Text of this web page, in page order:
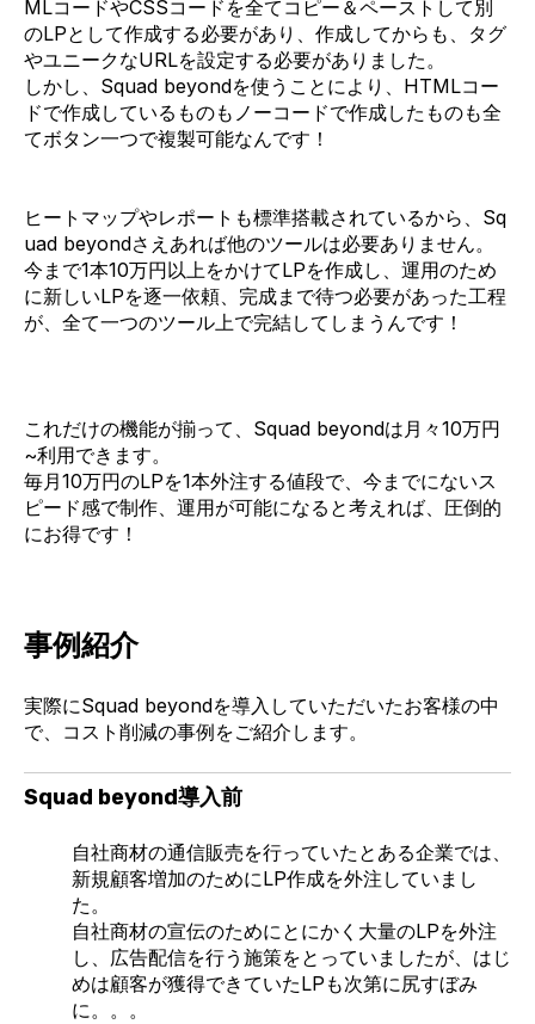
MLコードやCSSコードを全てコピー＆ペーストして別
のLPとして作成する必要があり、作成してからも、タグ
やユニークなURLを設定する必要がありました。
しかし、Squad beyondを使うことにより、HTMLコー
ドで作成しているものもノーコードで作成したものも全
てボタン一つで複製可能なんです！
ヒートマップやレポートも標準搭載されているから、Sq
uad beyondさえあれば他のツールは必要ありません。
今まで1本10万円以上をかけてLPを作成し、運用のため
に新しいLPを逐一依頼、完成まで待つ必要があった工程
が、全て一つのツール上で完結してしまうんです！
これだけの機能が揃って、Squad beyondは月々10万円
~利用できます。
毎月10万円のLPを1本外注する値段で、今までにないス
ピード感で制作、運用が可能になると考えれば、圧倒的
にお得です！
事例紹介
実際にSquad beyondを導入していただいたお客様の中
で、コスト削減の事例をご紹介します。
Squad beyond導入前
自社商材の通信販売を行っていたとある企業では、
新規顧客増加のためにLP作成を外注していまし
た。
自社商材の宣伝のためにとにかく大量のLPを外注
し、広告配信を行う施策をとっていましたが、はじ
めは顧客が獲得できていたLPも次第に尻すぼみ
に。。。